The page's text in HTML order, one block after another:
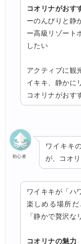
コオリナがおす
ーのんびりと静
ー高級リゾート
したい
アクティブに観
イキキ、静かに
コオリナがおす
初心者
ワイキキ
が、コオ
ワイキキが「ハ
楽しめる場所
「静かで贅沢な
コオリナの魅力